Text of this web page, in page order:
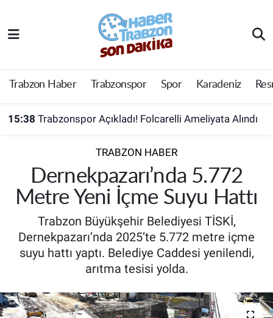
Trabzon Haber Trabzonspor Spor Karadeniz
15:38 Trabzonspor Açıkladı! Folcarelli Ameliyata Alındı
TRABZON HABER
Dernekpazarı’nda 5.772
Metre Yeni İçme Suyu Hattı
Trabzon Büyükşehir Belediyesi TİSKİ,
Dernekpazarı’nda 2025’te 5.772 metre içme
suyu hattı yaptı. Belediye Caddesi yenilendi,
arıtma tesisi yolda.
Trabzon Haber
Trabzonspor
Resmi Reklam
Yazarlar
Perde Arkası
Trabzon Nöbetçi Eczaneler
Trabzon Hava Durumu
Süper Lig Puan Durumu ve Fikstür
Tüm Manşetler
Son Dakika Haberleri
Haber Arşivi